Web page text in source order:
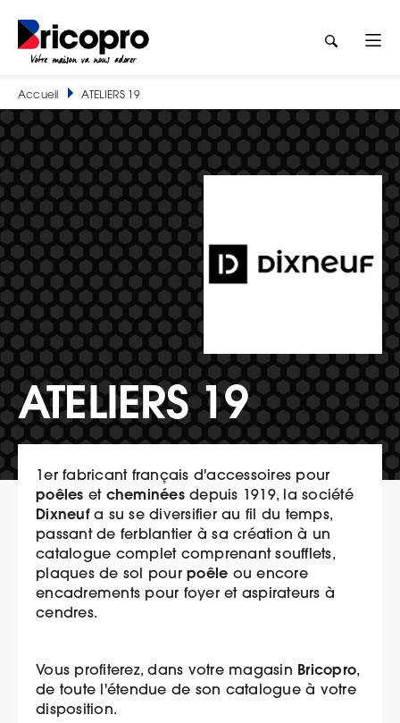
Accueil ATELIERS 19
ATELIERS 19
1er fabricant français d'accessoires pour
poêles et cheminéesdepuis 1919, la société
Dixneufa su se diversifier au fil du temps,
passant de ferblantier à sa création à un
catalogue complet comprenant soufflets,
plaques de sol pour poêle ou encore
encadrements pour foyer et aspirateurs à
cendres.
Vous profiterez, dans votre magasin Bricopro,
de toute l'étendue de son catalogue à votre
disposition.